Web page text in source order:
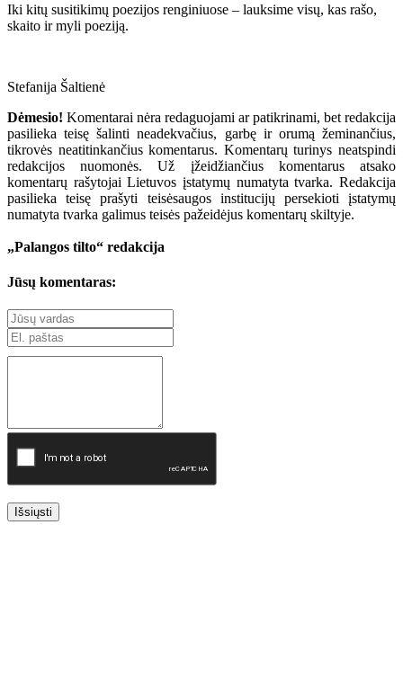
Iki kitų susitikimų poezijos renginiuose – lauksime visų, kas rašo,
skaito ir myli poeziją.
Stefanija Šaltienė
Dėmesio! Komentarai nėra redaguojami ar patikrinami, bet redakcija
pasilieka teisę šalinti neadekvačius, garbę ir orumą žeminančius,
tikrovės neatitinkančius komentarus. Komentarų turinys neatspindi
redakcijos nuomonės. Už įžeidžiančius komentarus atsako
komentarų rašytojai Lietuvos įstatymų numatyta tvarka. Redakcija
pasilieka teisę prašyti teisėsaugos institucijų persekioti įstatymų
numatyta tvarka galimus teisės pažeidėjus komentarų skiltyje.
„Palangos tilto“ redakcija
Jūsų komentaras:
Išsiųsti